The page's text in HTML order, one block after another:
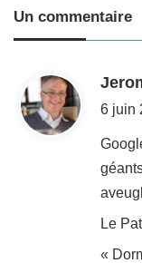
Un commentaire
6 juin
Le
«